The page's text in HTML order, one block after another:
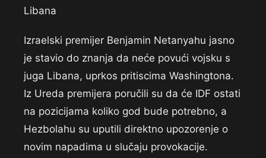
Libana
Izraelski premijer Benjamin Netanyahu jasno
je stavio do znanja da neće povući vojsku s
juga Libana, uprkos pritiscima Washingtona.
Iz Ureda premijera poručili su da će IDF ostati
na pozicijama koliko god bude potrebno, a
Hezbolahu su uputili direktno upozorenje o
novim napadima u slučaju provokacije.